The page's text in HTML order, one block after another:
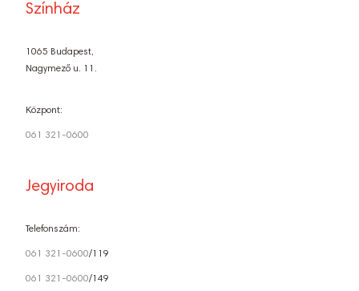
Színház
1065 Budapest,
Nagymező u. 11.
Központ:
061 321-0600
Jegyiroda
Telefonszám:
061 321-0600/119
061 321-0600/149